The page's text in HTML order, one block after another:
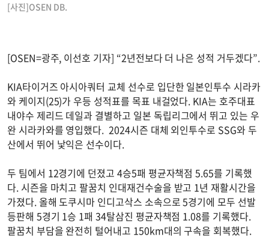
[사진]OSEN DB.
[OSEN=광주, 이선호 기자] “2년전보다 더 나은 성적 거두겠다”.
KIA타이거즈 아시아쿼터 교체 선수로 입단한 일본인투수 시라카
와 케이지(25)가 우등 성적표를 목표 내걸었다. KIA는 호주대표
내야수 제리드 데일과 결별하고 일본 독립리그에서 뛰고 있는 우
완 시라카와를 영입했다. 2024시즌 대체 외인투수로 SSG와 두
산에서 뛰어 낯익은 선수이다.
두 팀에서 12경기에 던졌고 4승5패 평균자책점 5.65를 기록했
다. 시즌을 마치고 팔꿈치 인대재건수술을 받고 1년 재활시간을
가졌다. 올해 도쿠시마 인디고삭스 소속으로 5경기에 모두 선발
등판해 5경기 1승 1패 34탈삼진 평균자책점 1.08를 기록했다.
팔꿈치 부담을 완전히 털어내고 150km대의 구속을 회복했다.